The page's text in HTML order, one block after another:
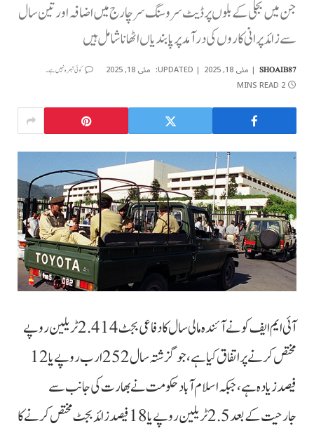
جن میں بجلی کے بلوں پر ڈیٹ سروسنگ سرچارج میں اضافہ اور تین سال
سے زائد پرانی کاروں کی درآمد پر پابندیاں اٹھانا شامل ہیں
SHOAIB87 مئی 18, 2025 UPDATED: مئی 18, 2025 کوئی تبصرہ نہیں ہے۔
2 MINS READ
آئی ایم ایف کو نے آئندہ مالی سال کا دفاعی بجٹ 2.414 ٹریلین روپے
مختص کرنے پر اتفاق کیا ہے، جوگزشتہ سال 252 ارب روپے یا 12
فیصد زیادہ ہے، جبکہ اسلام آباد حکومت نے بھارت کی جانب سے
جارحیت کے بعد 2.5 ٹریلین روپے یا 18 فیصد زائد بجٹ مختص کرنے کا